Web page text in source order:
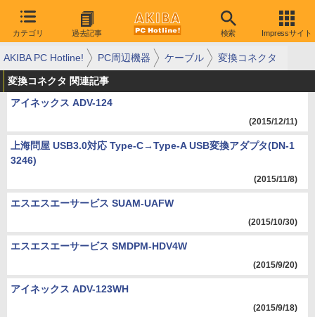
カテゴリ 過去記事 検索 Impressサイト
AKIBA PC Hotline! PC周辺機器 ケーブル 変換コネクタ
変換コネクタ 関連記事
アイネックス ADV-124
(2015/12/11)
上海問屋 USB3.0対応 Type-C→Type-A USB変換アダプタ(DN-1
3246)
(2015/11/8)
エスエスエーサービス SUAM-UAFW
(2015/10/30)
エスエスエーサービス SMDPM-HDV4W
(2015/9/20)
アイネックス ADV-123WH
(2015/9/18)